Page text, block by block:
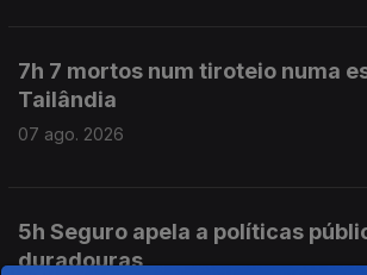
7h 7 mortos num tiroteio numa
Tailândia
07 ago. 2026
5h Seguro apela a políticas
duradouras